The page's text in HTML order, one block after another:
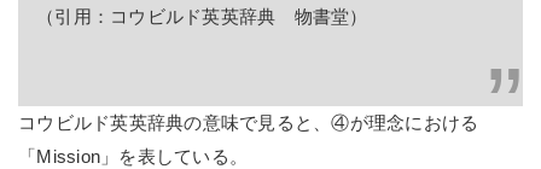
（引用：コウビルド英英辞典 物書堂）
コウビルド英英辞典の意味で見ると、④が理念における
「Mission」を表している。